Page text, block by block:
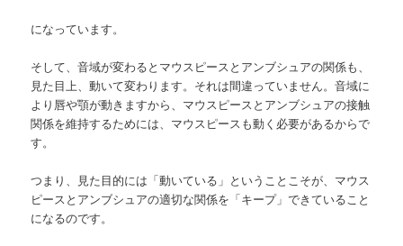
になっています。
そして、音域が変わるとマウスピースとアンブシュアの関係も、
見た目上、動いて変わります。それは間違っていません。音域に
より唇や顎が動きますから、マウスピースとアンブシュアの接触
関係を維持するためには、マウスピースも動く必要があるからで
す。
つまり、見た目的には「動いている」ということこそが、マウス
ピースとアンブシュアの適切な関係を「キープ」できていること
になるのです。